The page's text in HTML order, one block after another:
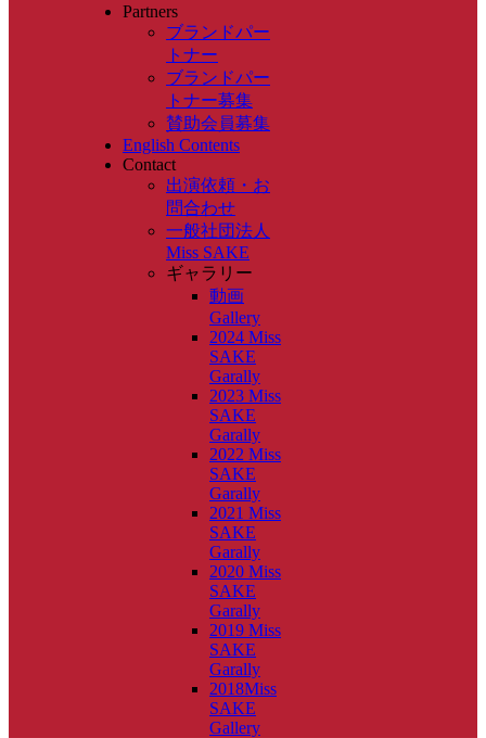
Partners
ブランドパー
トナー
ブランドパー
トナー募集
賛助会員募集
English Contents
Contact
出演依頼・お
問合わせ
一般社団法人
Miss SAKE
ギャラリー
動画
Gallery
2024 Miss
SAKE
Garally
2023 Miss
SAKE
Garally
2022 Miss
SAKE
Garally
2021 Miss
SAKE
Garally
2020 Miss
SAKE
Garally
2019 Miss
SAKE
Garally
2018Miss
SAKE
Gallery